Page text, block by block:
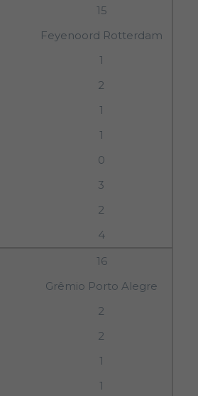
15
Feyenoord Rotterdam
1
2
1
1
0
3
2
4
16
Grêmio Porto Alegre
2
2
1
1